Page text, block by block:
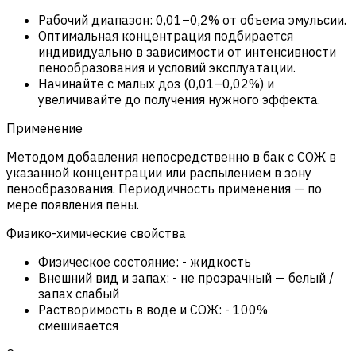
Рабочий диапазон: 0,01–0,2% от объема эмульсии.
Оптимальная концентрация подбирается
индивидуально в зависимости от интенсивности
пенообразования и условий эксплуатации.
Начинайте с малых доз (0,01–0,02%) и
увеличивайте до получения нужного эффекта.
Применение
Методом добавления непосредственно в бак с СОЖ в
указанной концентрации или распылением в зону
пенообразования. Периодичность применения — по
мере появления пены.
Физико-химические свойства
Физическое состояние: - жидкость
Внешний вид и запах: - не прозрачный — белый /
запах слабый
Растворимость в воде и СОЖ: - 100%
смешивается